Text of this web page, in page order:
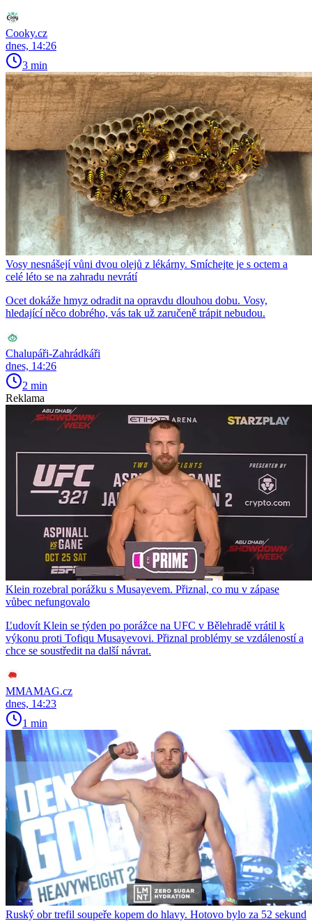
Cooky.cz
dnes, 14:26
3 min
Vosy nesnášejí vůni dvou olejů z lékárny. Smíchejte je s octem a
celé léto se na zahradu nevrátí
Ocet dokáže hmyz odradit na opravdu dlouhou dobu. Vosy,
hledající něco dobrého, vás tak už zaručeně trápit nebudou.
Chalupáři-Zahrádkáři
dnes, 14:26
2 min
Reklama
Klein rozebral porážku s Musayevem. Přiznal, co mu v zápase
vůbec nefungovalo
Ľudovít Klein se týden po porážce na UFC v Bělehradě vrátil k
výkonu proti Tofiqu Musayevovi. Přiznal problémy se vzdáleností a
chce se soustředit na další návrat.
MMAMAG.cz
dnes, 14:23
1 min
Ruský obr trefil soupeře kopem do hlavy. Hotovo bylo za 52 sekund